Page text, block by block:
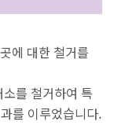
에 대한 철거를
를 철거하여 특
를 이루었습니다.